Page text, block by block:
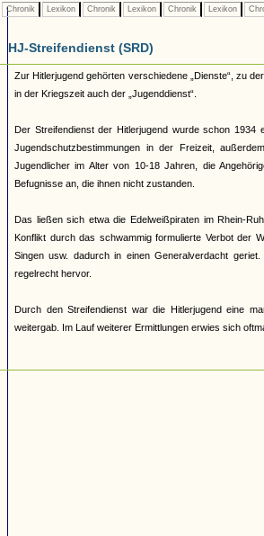
Chronik Lexikon Chronik Lexikon Chronik Lexikon
HJ-Streifendienst (SRD)
Zur Hitlerjugend gehörten verschiedene „Dienste“, zu
in der Kriegszeit auch der „Jugenddienst“.
Der Streifendienst der Hitlerjugend wurde schon 1934
Jugendschutzbestimmungen in der Freizeit,
Jugendlicher im Alter von 10-18 Jahren, die
Befugnisse an, die ihnen nicht zustanden.
Das ließen sich etwa die Edelweißpiraten im Rhein-
Konflikt durch das schwammig formulierte Verbot der
Singen usw. dadurch in einen Generalverdacht
regelrecht hervor.
Durch den Streifendienst war die Hitlerjugend eine
weitergab. Im Lauf weiterer Ermittlungen erwies sich